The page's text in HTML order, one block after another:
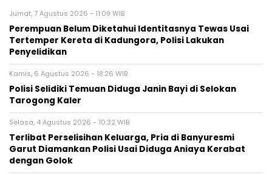
Jumat, 7 Agustus 2026 - 11:09 WIB
Perempuan Belum Diketahui Identitasnya Tewas Usai
Tertemper Kereta di Kadungora, Polisi Lakukan
Penyelidikan
Kamis, 6 Agustus 2026 - 18:26 WIB
Polisi Selidiki Temuan Diduga Janin Bayi di Selokan
Tarogong Kaler
Selasa, 4 Agustus 2026 - 10:32 WIB
Terlibat Perselisihan Keluarga, Pria di Banyuresmi
Garut Diamankan Polisi Usai Diduga Aniaya Kerabat
dengan Golok